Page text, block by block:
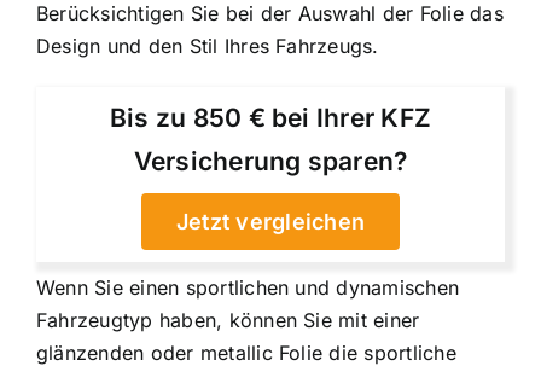
Berücksichtigen Sie bei der Auswahl der Folie das
Design und den Stil Ihres Fahrzeugs.
Bis zu 850 € bei Ihrer KFZ
Versicherung sparen?
Jetzt vergleichen
Wenn Sie einen sportlichen und dynamischen
Fahrzeugtyp haben, können Sie mit einer
glänzenden oder metallic Folie die sportliche